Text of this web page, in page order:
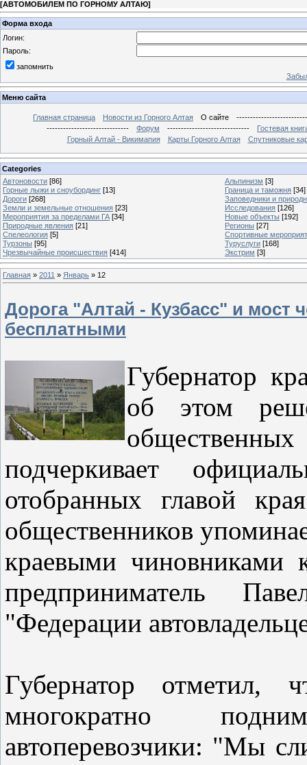
[АВТОМОБИЛЕМ ПО ГОРНОМУ АЛТАЮ]
Форма входа
Логин:
Пароль:
запомнить
Меню сайта
Главная страница Новости из Горного Алтая О сайте
------------------------------
Форум ------------------------------
Гостевая
Горный Алтай - Викимапия
Карты Горного Алтая Спутниковые
Categories
Автоновости [86] Альпинизм [3]
Горные лыжи и сноубординг [13] Граница и таможня [34]
Дороги [268]
Заповедники и
Земли и земельные отношения [23] Исследования [126]
Мероприятия за пределами ГА [34] Новые объекты [192]
Природные явления [21] Регионы [27]
Спелеология [5]
Спортивные
Турзоны [95] Туруслуги [168]
Чрезвычайные происшествия [414] Экстрим [3]
Главная » 2011 » Январь » 12
Дорога "Алтай - Кузбасс" и мост
бесплатными
Губернатор
об этом
подчеркивает
отобранных главой
общественников
краевыми чиновниками
предприниматель
"Федерации
Губернатор отметил,
многократно
автоперевозчики: "Мы